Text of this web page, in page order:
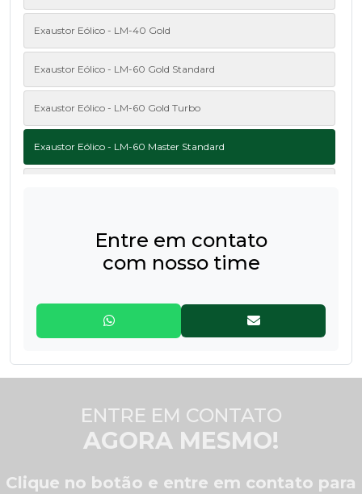
Exaustor Eólico - LM-40 Gold
Exaustor Eólico - LM-60 Gold Standard
Exaustor Eólico - LM-60 Gold Turbo
Exaustor Eólico - LM-60 Master Standard
Entre em contato
com nosso time
ENTRE EM CONTATO
AGORA MESMO!
Clique no botão e entre em contato para